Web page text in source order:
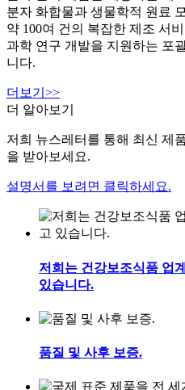
분자 화합물과 생물학적 원료
약 100여 건의 복잡한 제조 서
과학 연구 개발을 지원하는 포
니다.
더보기>>
더 알아보기
저희 뉴스레터를 통해 최신 제
을 받아보세요.
설명서를 보려면 클릭하세요.
저희는 건강보조식품 업
있습니다.
품질 및 사후 보증.